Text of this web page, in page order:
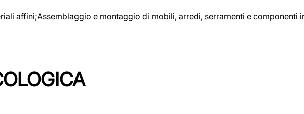
affini;Assemblaggio e montaggio di mobili, arredi, serramenti e componenti